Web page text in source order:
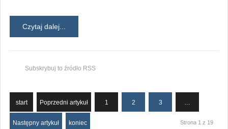
Czytaj dalej...
Subskrybuj to źródło RSS
start Poprzedni artykuł 1 2 3
Następny artykuł koniec Strona 1 z 19